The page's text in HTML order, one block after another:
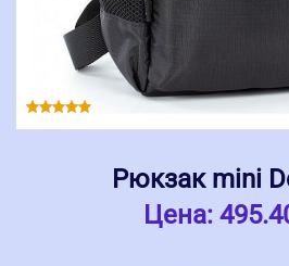
Рюкзак mini
Цена: